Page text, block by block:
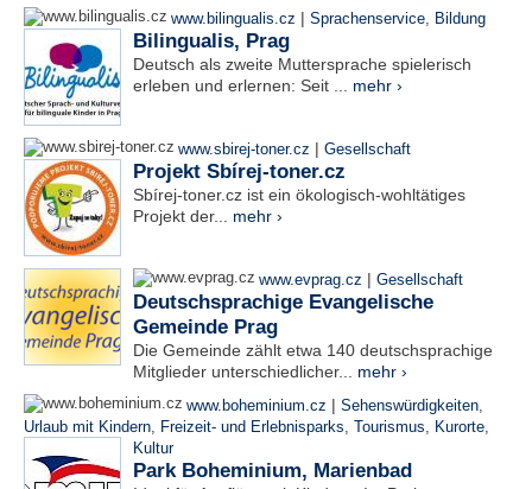
www.bilingualis.cz | Sprachenservice, Bildung
Bilingualis, Prag
Deutsch als zweite Muttersprache spielerisch
erleben und erlernen: Seit ... mehr ›
www.sbirej-toner.cz | Gesellschaft
Projekt Sbírej-toner.cz
Sbírej-toner.cz ist ein ökologisch-wohltätiges
Projekt der... mehr ›
www.evprag.cz | Gesellschaft
Deutschsprachige Evangelische
Gemeinde Prag
Die Gemeinde zählt etwa 140 deutschsprachige
Mitglieder unterschiedlicher... mehr ›
www.boheminium.cz | Sehenswürdigkeiten,
Urlaub mit Kindern, Freizeit- und Erlebnisparks, Tourismus, Kurorte,
Kultur
Park Boheminium, Marienbad